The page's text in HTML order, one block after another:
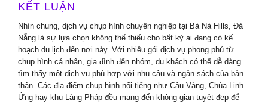
KẾT LUẬN
Nhìn chung, dịch vụ chụp hình chuyên nghiệp tại Bà Nà Hills, Đà
Nẵng là sự lựa chọn không thể thiếu cho bất kỳ ai đang có kế
hoạch du lịch đến nơi này. Với nhiều gói dịch vụ phong phú từ
chụp hình cá nhân, gia đình đến nhóm, du khách có thể dễ dàng
tìm thấy một dịch vụ phù hợp với nhu cầu và ngân sách của bản
thân. Các địa điểm chụp hình nổi tiếng như Cầu Vàng, Chùa Linh
Ứng hay khu Làng Pháp đều mang đến không gian tuyệt đẹp để